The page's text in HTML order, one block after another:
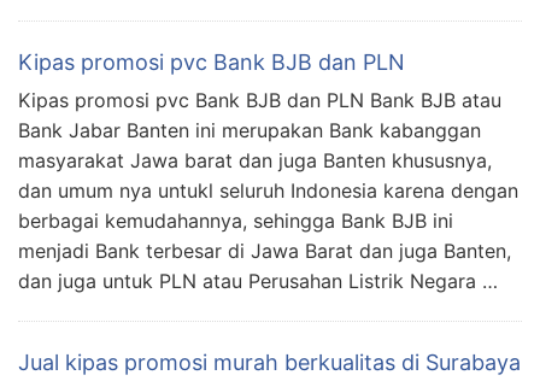
Kipas promosi pvc Bank BJB dan PLN
Kipas promosi pvc Bank BJB dan PLN Bank BJB atau
Bank Jabar Banten ini merupakan Bank kabanggan
masyarakat Jawa barat dan juga Banten khususnya,
dan umum nya untukl seluruh Indonesia karena dengan
berbagai kemudahannya, sehingga Bank BJB ini
menjadi Bank terbesar di Jawa Barat dan juga Banten,
dan juga untuk PLN atau Perusahan Listrik Negara …
Jual kipas promosi murah berkualitas di Surabaya